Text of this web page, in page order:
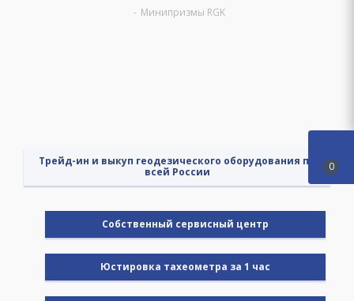
- Минипризмы RGK
Трейд-ин и выкуп геодезического оборудования по
всей России
Cобственный сервисный центр
Юстировка тахеометра за 1 час
0